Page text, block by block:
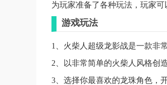
为玩家准备了各种玩法，玩家可
游戏玩法
1、火柴人超级龙影战是一款非
2、以非常简单的火柴人风格创
3、选择你最喜欢的龙珠角色，